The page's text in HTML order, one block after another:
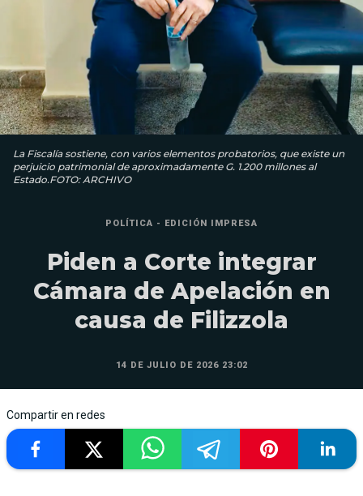
La Fiscalía sostiene, con varios elementos probatorios, que existe un
perjuicio patrimonial de aproximadamente G. 1.200 millones al
Estado.FOTO: ARCHIVO
POLÍTICA - EDICIÓN IMPRESA
Piden a Corte integrar
Cámara de Apelación en
causa de Filizzola
14 DE JULIO DE 2026 23:02
Compartir en redes